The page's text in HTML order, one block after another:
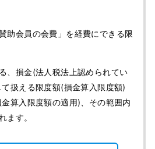
助会員の会費」を経費にできる限
、損金(法人税法上認められてい
扱える限度額(損金算入限度額)
算入限度額の適用)、その範囲内
ます。